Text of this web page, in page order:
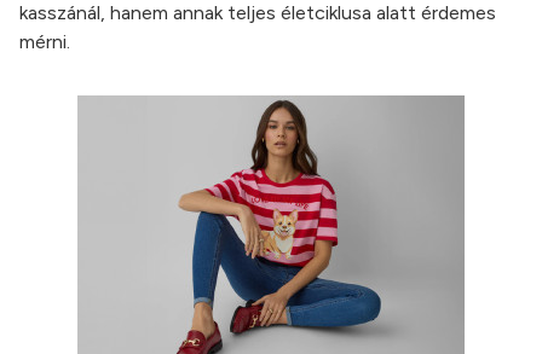
kasszánál, hanem annak teljes életciklusa alatt érdemes
mérni.